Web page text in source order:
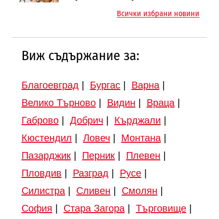
Всички избрани новини
Виж съдържание за:
Благоевград Бургас| Варна|
Велико Търново| Видин Враца|
Габрово| Добрич Кърджали
Кюстендил
Ловеч Монтана|
Пазарджик| Перник| Плевен
Пловдив
Разград Русе|
Силистра| Сливен Смолян
София
Стара Загора| Търговище|